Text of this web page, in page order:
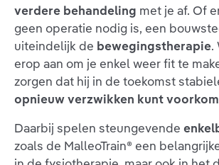
verdere behandeling met je af. Of
geen operatie nodig is, een
uiteindelijk de bewegingstherapie.
erop aan om je enkel weer fit te
zorgen dat hij in de toekomst
opnieuw verzwikken kunt
Daarbij spelen steungevende
zoals de MalleoTrain® een